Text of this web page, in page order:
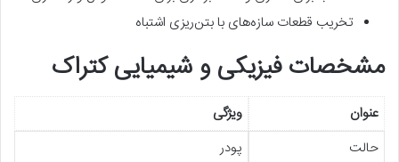
تخریب قطعات سازه‌های با بتن‌ریزی اشتباه
مشخصات فیزیکی و شیمیایی کتراک
عنوان
ویژگی
حالت
پودر